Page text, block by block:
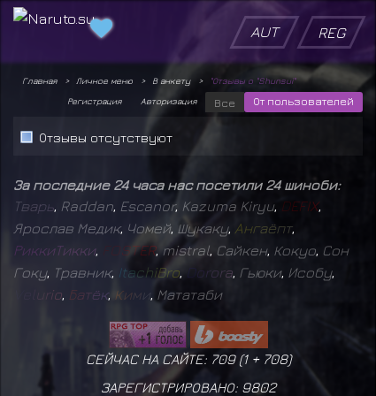
AUT REG
Главная Личное меню В анкету "Отзывы о "Shunsui"
Все От пользователей
Авторизация
Регистрация
Отзывы отсутствуют
За последние 24 часа нас посетили 24 шиноби:
Тварь Raddan Escanor, Kazuma Kiryu, DEFIX,
Ярослав Медик, Чомей, Шукаку, Ангаёпт,
РиккиТикки, O STER, mistral Сайкен, Кокуо Сон
Гоку, Травник, ItachiBro Dorora Гьюки, Исобу,
urio Батёк, Ким и Мататаби
СЕЙЧАС НА САЙТЕ: 709 (1+ 708)
ЗАРЕГИСТРИРОВАНО: 9802